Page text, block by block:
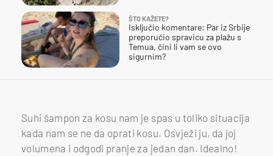
ŠTO KAŽETE?
Isključio komentare: Par iz Srbije
preporučio spravicu za plažu s
Temua, čini li vam se ovo
sigurnim?
Suhi šampon za kosu nam je spas u toliko situacija
kada nam se ne da oprati kosu. Osvježi ju, da joj
volumena i odgodi pranje za jedan dan. Idealno!